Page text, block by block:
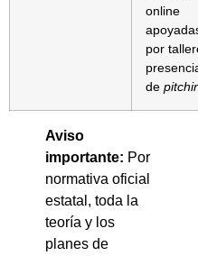
online
por
de
Aviso
importante: Por
normativa oficial
estatal, toda la
teoría y los
planes de